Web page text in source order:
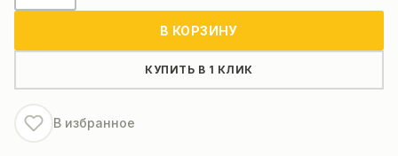
1070500043
автокрана
ZOOMLION
В КОРЗИНУ
КУПИТЬ В 1 КЛИК
В избранное